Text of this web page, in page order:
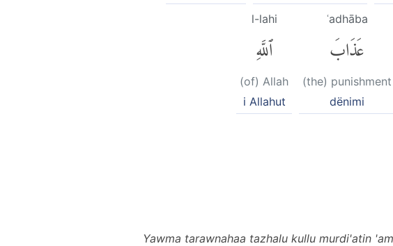
ʿadhāba
عَذَابَ
(the) punishment
dënimi
l-lahi
ٱللَّهِ
(of) Allah
i Allahut
Yawma tarawnahaa tazhalu kullu murdi'atin